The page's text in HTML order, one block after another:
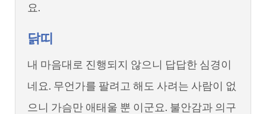
요.
닭띠
내 마음대로 진행되지 않으니 답답한 심경이
네요. 무언가를 팔려고 해도 사려는 사람이 없
으니 가슴만 애태울 뿐 이군요. 불안감과 의구